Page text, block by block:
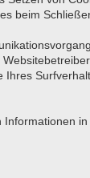
beim